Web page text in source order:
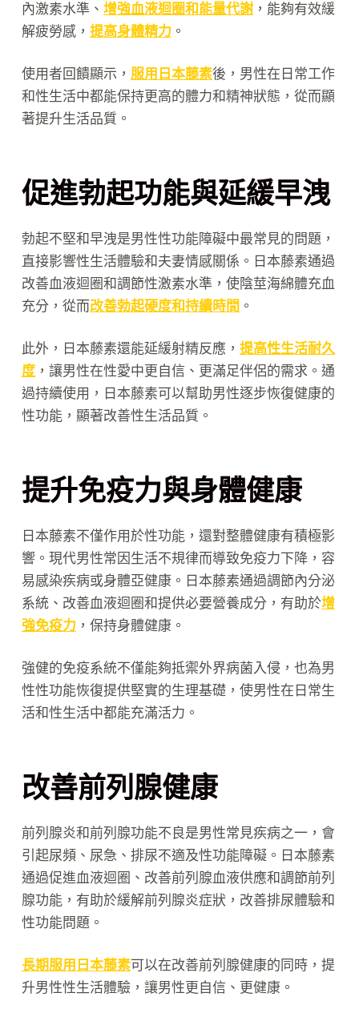
內激素水準、 增強血液迴圈和能量代謝，能夠有效緩
解疲勞感， 提高身體精力 。
使用者回饋顯示， 服用日本藤素後，男性在日常工作
和性生活中都能保持更高的體力和精神狀態，從而顯
著提升生活品質。
促進勃起功能與延緩早洩
勃起不堅和早洩是男性性功能障礙中最常見的問題，
直接影響性生活體驗和夫妻情感關係。日本藤素通過
改善血液迴圈和調節性激素水準，使陰莖海綿體充血
充分，從而改善勃起硬度和持續時間 。
此外，日本藤素還能延緩射精反應， 提高性生活耐久
度，讓男性在性愛中更自信、更滿足伴侶的需求。通
過持續使用，日本藤素可以幫助男性逐步恢復健康的
性功能，顯著改善性生活品質。
提升免疫力與身體健康
日本藤素不僅作用於性功能，還對整體健康有積極影
響。現代男性常因生活不規律而導致免疫力下降，容
易感染疾病或身體亞健康。日本藤素通過調節內分泌
系統、改善血液迴圈和提供必要營養成分，有助於增
強免疫力 ，保持身體健康。
強健的免疫系統不僅能夠抵禦外界病菌入侵，也為男
性性功能恢復提供堅實的生理基礎，使男性在日常生
活和性生活中都能充滿活力。
改善前列腺健康
前列腺炎和前列腺功能不良是男性常見疾病之一，會
引起尿頻、尿急、排尿不適及性功能障礙。日本藤素
通過促進血液迴圈、改善前列腺血液供應和調節前列
腺功能，有助於緩解前列腺炎症狀，改善排尿體驗和
性功能問題。
長期服用日本藤素可以在改善前列腺健康的同時，提
升男性性生活體驗，讓男性更自信、更健康。